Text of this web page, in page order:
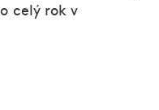
celý rok v